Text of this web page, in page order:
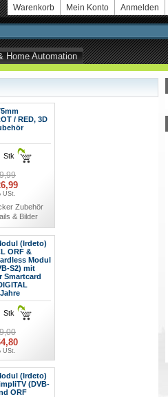
Warenkorb Mein Konto Anmelden
Home Automation
/ RED, 3D
Stk
USt.
Zubehör
& Bilder
(Irdeto)
ORF &
Modul
S2) mit
Smartcard
Stk
USt.
& Bilder
(Irdeto)
(DVB-
ORF